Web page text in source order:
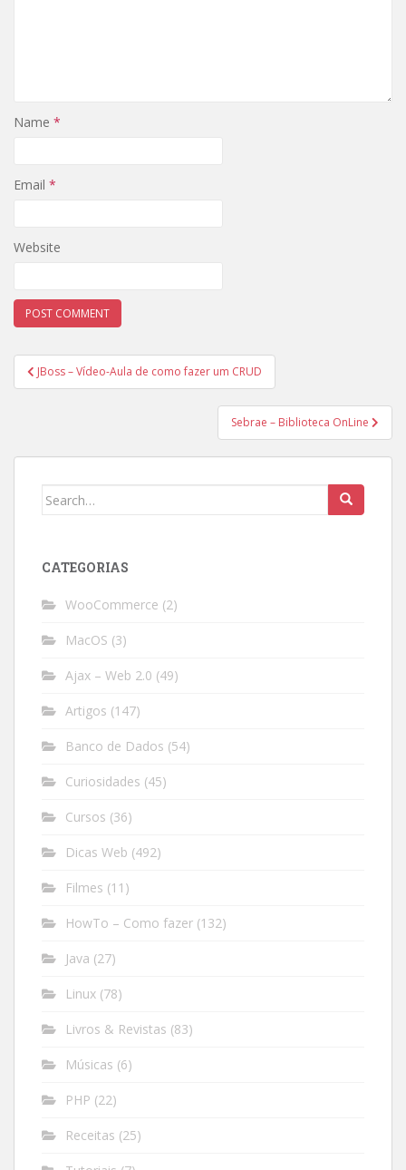
Name *
Email *
Website
Post
navigation
JBoss – Vídeo-Aula de como fazer um CRUD
Sebrae – Biblioteca OnLine
Search
CATEGORIAS
WooCommerce (2)
MacOS (3)
Ajax – Web 2.0 (49)
Artigos (147)
Banco de Dados (54)
Curiosidades (45)
Cursos (36)
Dicas Web (492)
Filmes (11)
HowTo – Como fazer (132)
Java (27)
Linux (78)
Livros & Revistas (83)
Músicas (6)
PHP (22)
Receitas (25)